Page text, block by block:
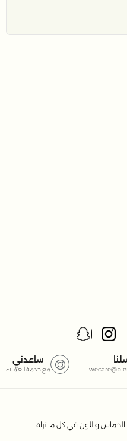
ساعدني
مع خدمة العملاء
واللون في كل ما تراه